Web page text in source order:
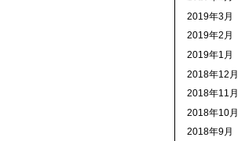
2019年3月
2019年2月
2019年1月
2018年12月
2018年11月
2018年10月
2018年9月